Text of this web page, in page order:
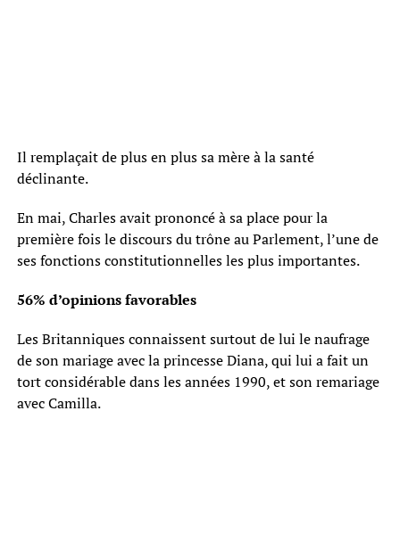
Il remplaçait de plus en plus sa mère à la santé
déclinante.
En mai, Charles avait prononcé à sa place pour la
première fois le discours du trône au Parlement, l’une de
ses fonctions constitutionnelles les plus importantes.
56% d’opinions favorables
Les Britanniques connaissent surtout de lui le naufrage
de son mariage avec la princesse Diana, qui lui a fait un
tort considérable dans les années 1990, et son remariage
avec Camilla.